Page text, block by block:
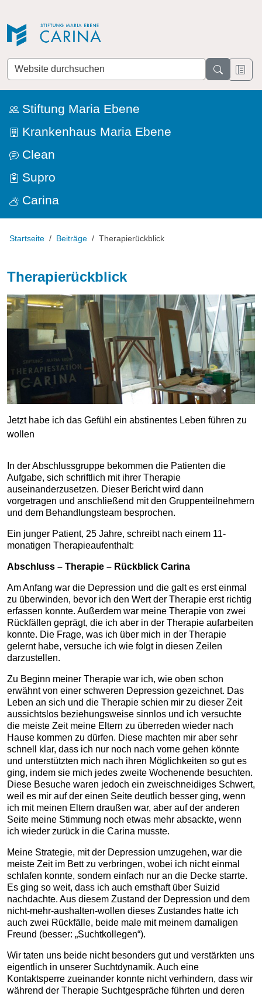
Website
durchsuchen
Stiftung Maria Ebene
Krankenhaus Maria Ebene
Clean
Supro
Carina
Startseite Beiträge Therapierückblick
Therapierückblick
Jetzt habe ich das Gefühl ein abstinentes Leben führen zu
wollen
In der Abschlussgruppe bekommen die Patienten die
Aufgabe, sich schriftlich mit ihrer Therapie
auseinanderzusetzen. Dieser Bericht wird dann
vorgetragen und anschließend mit den Gruppenteilnehmern
und dem Behandlungsteam besprochen.
Ein junger Patient, 25 Jahre, schreibt nach einem 11-
monatigen Therapieaufenthalt:
Abschluss – Therapie – Rückblick Carina
Am Anfang war die Depression und die galt es erst einmal
zu überwinden, bevor ich den Wert der Therapie erst richtig
erfassen konnte. Außerdem war meine Therapie von zwei
Rückfällen geprägt, die ich aber in der Therapie aufarbeiten
konnte. Die Frage, was ich über mich in der Therapie
gelernt habe, versuche ich wie folgt in diesen Zeilen
darzustellen.
Zu Beginn meiner Therapie war ich, wie oben schon
erwähnt von einer schweren Depression gezeichnet. Das
Leben an sich und die Therapie schien mir zu dieser Zeit
aussichtslos beziehungsweise sinnlos und ich versuchte
die meiste Zeit meine Eltern zu überreden wieder nach
Hause kommen zu dürfen. Diese machten mir aber sehr
schnell klar, dass ich nur noch nach vorne gehen könnte
und unterstützten mich nach ihren Möglichkeiten so gut es
ging, indem sie mich jedes zweite Wochenende besuchten.
Diese Besuche waren jedoch ein zweischneidiges Schwert,
weil es mir auf der einen Seite deutlich besser ging, wenn
ich mit meinen Eltern draußen war, aber auf der anderen
Seite meine Stimmung noch etwas mehr absackte, wenn
ich wieder zurück in die Carina musste.
Meine Strategie, mit der Depression umzugehen, war die
meiste Zeit im Bett zu verbringen, wobei ich nicht einmal
schlafen konnte, sondern einfach nur an die Decke starrte.
Es ging so weit, dass ich auch ernsthaft über Suizid
nachdachte. Aus diesem Zustand der Depression und dem
nicht-mehr-aushalten-wollen dieses Zustandes hatte ich
auch zwei Rückfälle, beide male mit meinem damaligen
Freund (besser: „Suchtkollegen“).
Wir taten uns beide nicht besonders gut und verstärkten uns
eigentlich in unserer Suchtdynamik. Auch eine
Kontaktsperre zueinander konnte nicht verhindern, dass wir
während der Therapie Suchtgespräche führten und deren